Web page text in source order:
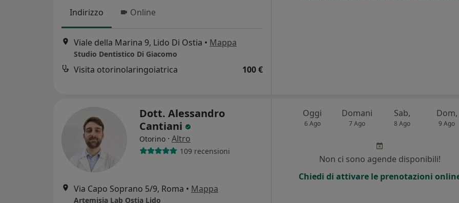
Indirizzo Online
Viale della Marina 9, Lido Di Ostia • Mappa
Studio Dentistico Di Giacomo
Visita otorinolaringoiatrica 100 €
Dott. Alessandro
Cantiani
Otorino · Altro
109 recensioni
Via Capo Soprano 5/9, Roma • Mappa
Artemisia Lab Ostia Lido
Oggi
6 Ago
Domani
7 Ago
Sab,
8 Ago
Dom,
9 Ago
Non ci sono agende disponibili!
Chiedi di attivare le prenotazioni